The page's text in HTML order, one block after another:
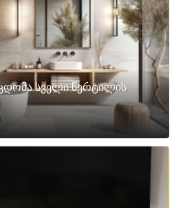
სველი წერტილის